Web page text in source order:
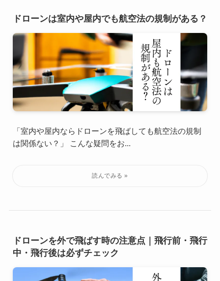
ドローンは室内や屋内でも航空法の規制がある？
「室内や屋内ならドローンを飛ばしても航空法の規制
は関係ない？」 こんな疑問をお...
ドローンを外で飛ばす時の注意点｜飛行前・飛行
中・飛行後は必ずチェック